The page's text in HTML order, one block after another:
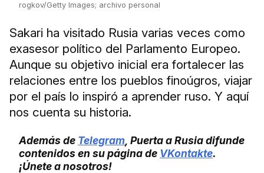
rogkov/Getty Images; archivo personal
Sakari ha visitado Rusia varias veces como
exasesor político del Parlamento Europeo.
Aunque su objetivo inicial era fortalecer las
relaciones entre los pueblos finoúgros, viajar
por el país lo inspiró a aprender ruso. Y aquí
nos cuenta su historia.
Además de Telegram , Puerta a Rusia difunde
contenidos en su página de VKontakte.
¡Únete a nosotros!